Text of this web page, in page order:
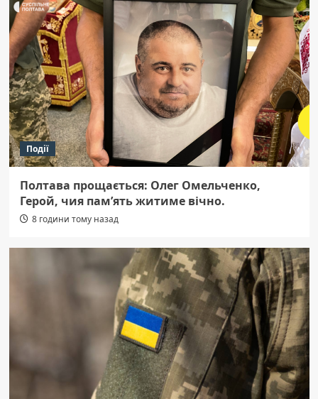
Події
Полтава прощається: Олег Омельченко,
Герой, чия пам’ять житиме вічно.
8 години тому назад